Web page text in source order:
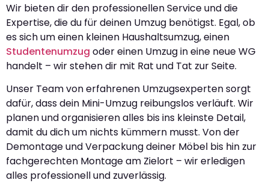
Wir bieten dir den professionellen Service und die
Expertise, die du für deinen Umzug benötigst. Egal, ob
es sich um einen kleinen Haushaltsumzug, einen
Studentenumzug oder einen Umzug in eine neue WG
handelt – wir stehen dir mit Rat und Tat zur Seite.
Unser Team von erfahrenen Umzugsexperten sorgt
dafür, dass dein Mini-Umzug reibungslos verläuft. Wir
planen und organisieren alles bis ins kleinste Detail,
damit du dich um nichts kümmern musst. Von der
Demontage und Verpackung deiner Möbel bis hin zur
fachgerechten Montage am Zielort – wir erledigen
alles professionell und zuverlässig.